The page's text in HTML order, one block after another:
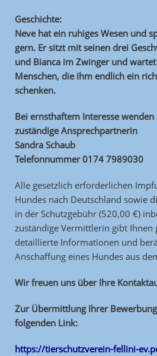
Geschichte:
Neve hat ein ruhiges Wesen und
gern. Er sitzt mit seinen drei
und Bianca im Zwinger und
Menschen, die ihm endlich ein
schenken.
Bei ernsthaftem Interesse wenden
zuständige Ansprechpartnerin
Sandra Schaub
Telefonnummer 0174 7989030
Alle gesetzlich erforderlichen
Hundes nach Deutschland sowie
in der Schutzgebühr (520,00 €)
zuständige Vermittlerin gibt Ihnen
detaillierte Informationen und
Anschaffung eines Hundes aus
Wir freuen uns über Ihre
Zur Übermittlung Ihrer
folgenden Link:
https://tierschutzverein-fellini-